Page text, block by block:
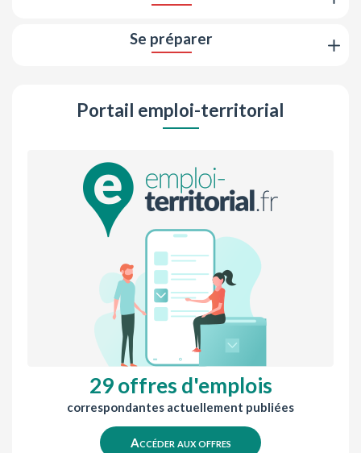
Se préparer
Portail emploi-territorial
29 offres d'emplois
correspondantes actuellement publiées
Accéder aux offres